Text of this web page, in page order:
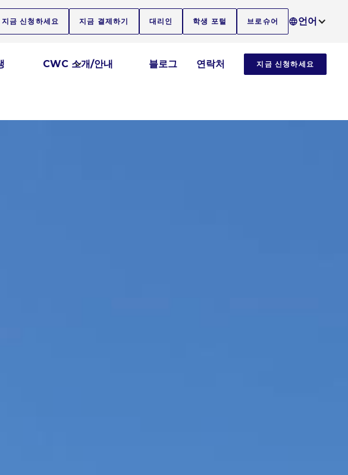
지금 신청하세요 지금 결제하기 대리인 학생 포털 브로슈어 언어
CWC 소개/안내 블로그 연락처 지금 신청하세요